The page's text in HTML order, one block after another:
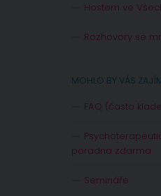
Hostem ve
Rozhovory se
MOHLO BY VÁS
FAQ (často
poradna zdarma
Semináře